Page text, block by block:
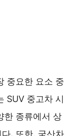
중요한 요소 중
SUV 중고차 시
한 종류에서 상
. 또한, 국산차